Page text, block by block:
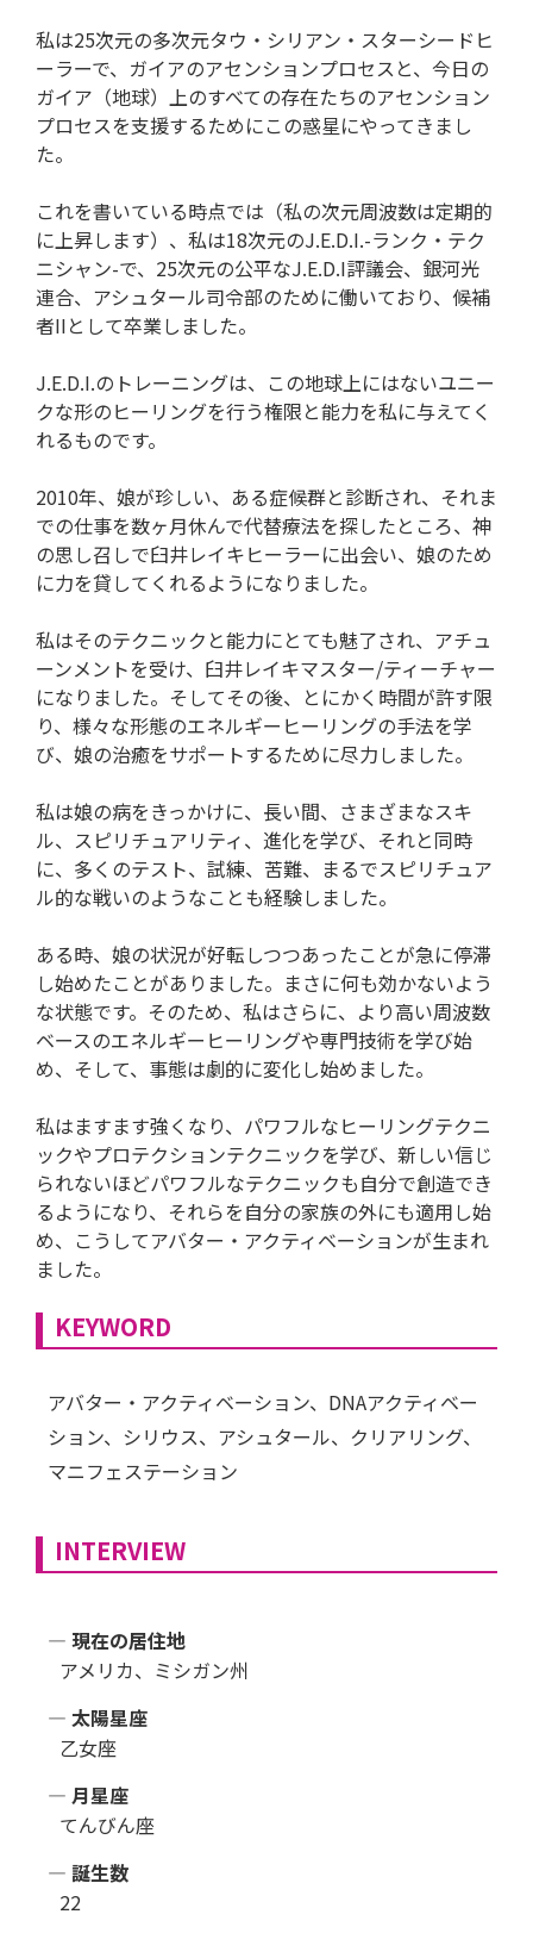
私は25次元の多次元タウ・シリアン・スターシードヒ
ーラーで、ガイアのアセンションプロセスと、今日の
ガイア（地球）上のすべての存在たちのアセンション
プロセスを支援するためにこの惑星にやってきまし
た。
これを書いている時点では（私の次元周波数は定期的
に上昇します）、私は18次元のJ.E.D.I.-ランク・テク
ニシャン-で、25次元の公平なJ.E.D.I評議会、銀河光
連合、アシュタール司令部のために働いており、候補
者IIとして卒業しました。
J.E.D.I.のトレーニングは、この地球上にはないユニー
クな形のヒーリングを行う権限と能力を私に与えてく
れるものです。
2010年、娘が珍しい、ある症候群と診断され、それま
での仕事を数ヶ月休んで代替療法を探したところ、神
の思し召しで臼井レイキヒーラーに出会い、娘のため
に力を貸してくれるようになりました。
私はそのテクニックと能力にとても魅了され、アチュ
ーンメントを受け、臼井レイキマスター/ティーチャー
になりました。そしてその後、とにかく時間が許す限
り、様々な形態のエネルギーヒーリングの手法を学
び、娘の治癒をサポートするために尽力しました。
私は娘の病をきっかけに、長い間、さまざまなスキ
ル、スピリチュアリティ、進化を学び、それと同時
に、多くのテスト、試練、苦難、まるでスピリチュア
ル的な戦いのようなことも経験しました。
ある時、娘の状況が好転しつつあったことが急に停滞
し始めたことがありました。まさに何も効かないよう
な状態です。そのため、私はさらに、より高い周波数
ベースのエネルギーヒーリングや専門技術を学び始
め、そして、事態は劇的に変化し始めました。
私はますます強くなり、パワフルなヒーリングテクニ
ックやプロテクションテクニックを学び、新しい信じ
られないほどパワフルなテクニックも自分で創造でき
るようになり、それらを自分の家族の外にも適用し始
め、こうしてアバター・アクティベーションが生まれ
ました。
KEYWORD
アバター・アクティベーション、DNAアクティベー
ション、シリウス、アシュタール、クリアリング、
マニフェステーション
INTERVIEW
― 現在の居住地
アメリカ、ミシガン州
― 太陽星座
乙女座
― 月星座
てんびん座
― 誕生数
22